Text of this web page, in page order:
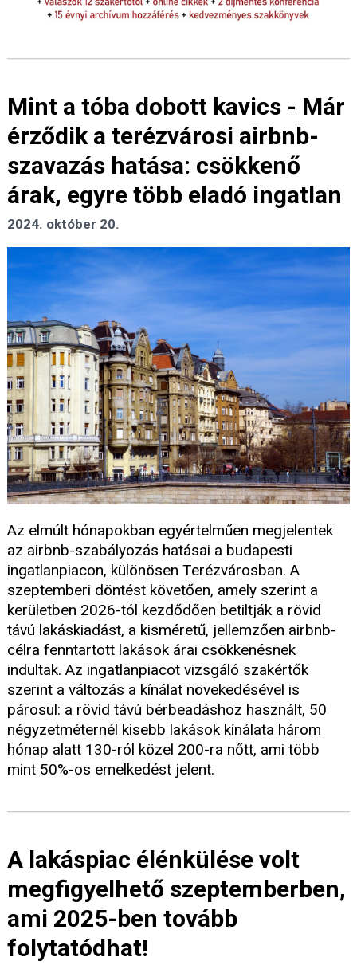
Mint a tóba dobott kavics - Már
érződik a terézvárosi airbnb-
szavazás hatása: csökkenő
árak, egyre több eladó ingatlan
2024. október 20.
Az elmúlt hónapokban egyértelműen megjelentek
az airbnb-szabályozás hatásai a budapesti
ingatlanpiacon, különösen Terézvárosban. A
szeptemberi döntést követően, amely szerint a
kerületben 2026-tól kezdődően betiltják a rövid
távú lakáskiadást, a kisméretű, jellemzően airbnb-
célra fenntartott lakások árai csökkenésnek
indultak. Az ingatlanpiacot vizsgáló szakértők
szerint a változás a kínálat növekedésével is
párosul: a rövid távú bérbeadáshoz használt, 50
négyzetméternél kisebb lakások kínálata három
hónap alatt 130-ról közel 200-ra nőtt, ami több
mint 50%-os emelkedést jelent.
A lakáspiac élénkülése volt
megfigyelhető szeptemberben,
ami 2025-ben tovább
folytatódhat!